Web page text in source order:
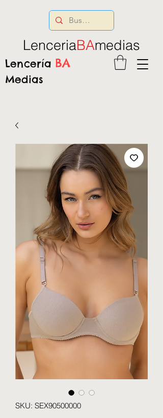
Lencería BA
Medias
LenceriaBAmedias
SKU: SEX90500000